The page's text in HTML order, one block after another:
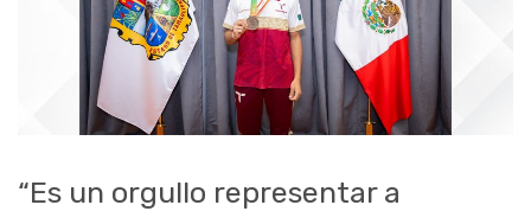
“Es un orgullo representar a